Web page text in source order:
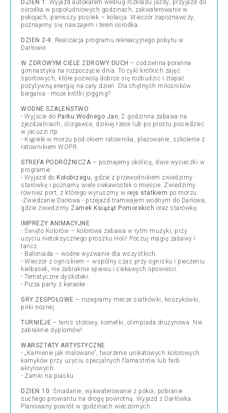
DZIEŃ 1 : Wyjazd autokarem według rozkładu jazdy, przyjazd do
ośrodka w popołudniowych godzinach, zakwaterowanie w
pokojach, pierwszy posiłek – kolacja. Wieczór zapoznawczy,
poznajemy się nawzajem i teren ośrodka.
DZIEŃ 2-9 : Realizacja programu rekreacyjnego pobytu w
Darłowie:
W ZDROWYM CIELE ZDROWY DUCH – codzienna poranna
gimnastyka na rozpoczęcie dnia. To cykl krótkich zajęć
sportowych, które pozwolą dobrze się rozbudzić i złapać
pozytywną energię na cały dzień. Dla chętnych miłośników
biegania - może krótki jogging?
WODNE SZALEŃSTWO
- Wyjście do Parku Wodnego Jan, 2 godzinna zabawa na
zjeżdżalniach, ślizgawce, dzikiej rzece lub po prostu posiedzieć
w jacuzzi itp.
- Kąpiele w morzu pod okiem ratownika, plażowanie, szkolenie z
ratownikiem WOPR.
STREFA PODRÓŻNICZA – poznajemy okolicę, dwie wycieczki w
programie:
- Wyjazd do Kołobrzegu, gdzie z przewodnikiem zwiedzimy
starówkę i poznamy wiele ciekawostek o mieście. Zwiedzimy
również port, z którego wyruszmy w rejs statkiem po morzu.
-Zwiedzanie Darłowa - przejazd tramwajem wodnym do Darłowa,
gdzie zwiedzimy Zamek Książąt Pomorskich oraz starówkę.
IMPREZY ANIMACYJNE
- Święto Kolorów – kolorowa zabawa w rytm muzyki, przy
użyciu nietoksycznego proszku Holi! Poczuj magię zabawy i
tańcz.
- Baloniada – wodne wyzwanie dla wszystkich.
- Wieczór z ogniskiem – wspólny czas przy ognisku i pieczeniu
kiełbasek, nie zabraknie śpiewu i ciekawych opowieści.
- Tematyczne dyskoteki.
- Pizza party z karaoke.
GRY ZESPOŁOWE – rozegramy mecze siatkówki, koszykówki,
piłki nożnej.
TURNIEJE – tenis stołowy, kometki, olimpiada drużynowa. Nie
zabraknie dyplomów!
WARSZTATY ARTYSTYCZNE
- „Kamienie jak malowane”, tworzenie unikatowych kolorowych
kamyków przy użyciu specjalnych flamastrów lub farb
akrylowych.
- Zamki na piasku.
DZIEŃ 10: Śniadanie, wykwaterowanie z pokoi, pobranie
suchego prowiantu na drogę powrotną. Wyjazd z Darłówka.
Planowany powrót w godzinach wieczornych.